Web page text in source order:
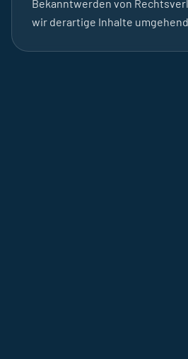
Bekanntwerden von
wir derartige Inhalte